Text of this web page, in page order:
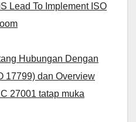
Lead To Implement ISO
Hubungan Dengan
17799) dan Overview
27001 tatap muka